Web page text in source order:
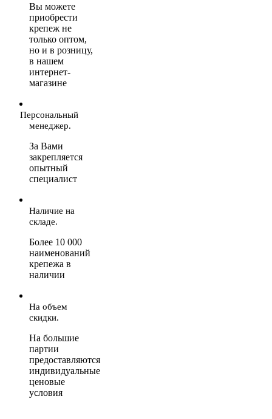
Вы можете
приобрести
крепеж не
только оптом,
но и в розницу,
в нашем
интернет-
магазине
Персональный
менеджер.
За Вами
закрепляется
опытный
специалист
Наличие на
складе.
Более 10 000
наименований
крепежа в
наличии
На объем
скидки.
На большие
партии
предоставляются
индивидуальные
ценовые
условия